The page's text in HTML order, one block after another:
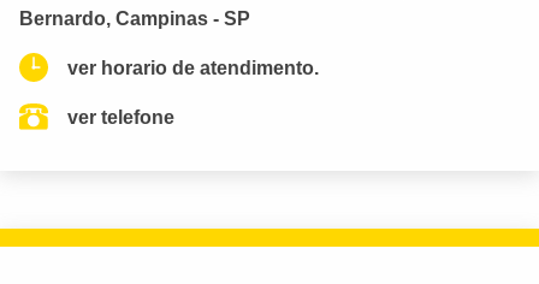
Bernardo, Campinas - SP
ver horario de atendimento.
ver telefone